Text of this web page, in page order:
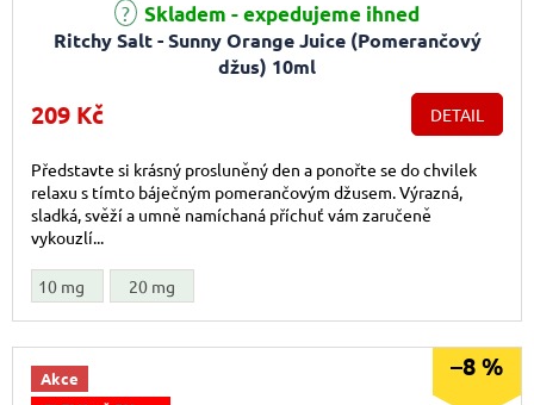
Ritchy Salt - Sunny Orange Juice (Pomerančový
džus) 10ml
Skladem - expedujeme ihned
209 Kč DETAIL
Představte si krásný prosluněný den a ponořte se do chvilek
relaxu s tímto báječným pomerančovým džusem. Výrazná,
sladká, svěží a umně namíchaná příchuť vám zaručeně
vykouzlí...
10 mg 20 mg
Akce
–8 %